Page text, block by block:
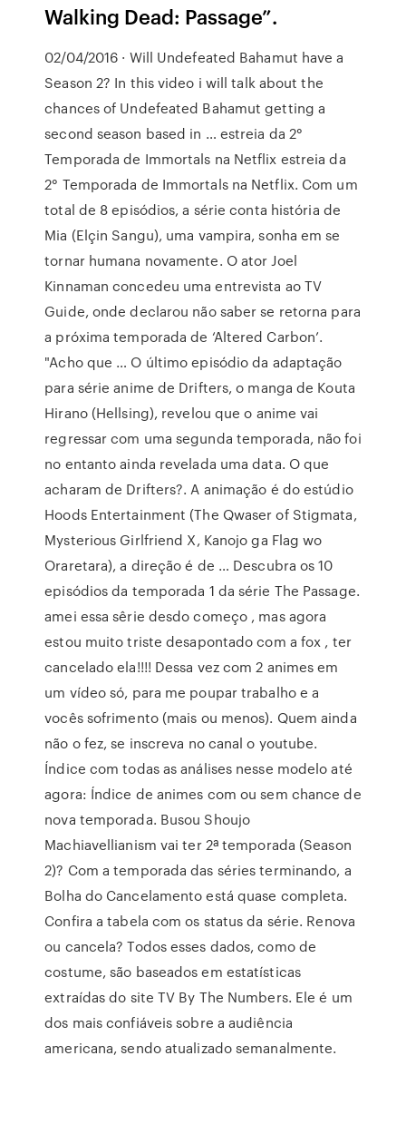
Walking Dead: Passage”.
02/04/2016 · Will Undefeated Bahamut have a
Season 2? In this video i will talk about the
chances of Undefeated Bahamut getting a
second season based in … estreia da 2°
Temporada de Immortals na Netflix estreia da
2° Temporada de Immortals na Netflix. Com um
total de 8 episódios, a série conta história de
Mia (Elçin Sangu), uma vampira, sonha em se
tornar humana novamente. O ator Joel
Kinnaman concedeu uma entrevista ao TV
Guide, onde declarou não saber se retorna para
a próxima temporada de ‘Altered Carbon’.
"Acho que … O último episódio da adaptação
para série anime de Drifters, o manga de Kouta
Hirano (Hellsing), revelou que o anime vai
regressar com uma segunda temporada, não foi
no entanto ainda revelada uma data. O que
acharam de Drifters?. A animação é do estúdio
Hoods Entertainment (The Qwaser of Stigmata,
Mysterious Girlfriend X, Kanojo ga Flag wo
Oraretara), a direção é de … Descubra os 10
episódios da temporada 1 da série The Passage.
amei essa sêrie desdo começo , mas agora
estou muito triste desapontado com a fox , ter
cancelado ela!!!! Dessa vez com 2 animes em
um vídeo só, para me poupar trabalho e a
vocês sofrimento (mais ou menos). Quem ainda
não o fez, se inscreva no canal o youtube.
Índice com todas as análises nesse modelo até
agora: Índice de animes com ou sem chance de
nova temporada. Busou Shoujo
Machiavellianism vai ter 2ª temporada (Season
2)? Com a temporada das séries terminando, a
Bolha do Cancelamento está quase completa.
Confira a tabela com os status da série. Renova
ou cancela? Todos esses dados, como de
costume, são baseados em estatísticas
extraídas do site TV By The Numbers. Ele é um
dos mais confiáveis sobre a audiência
americana, sendo atualizado semanalmente.